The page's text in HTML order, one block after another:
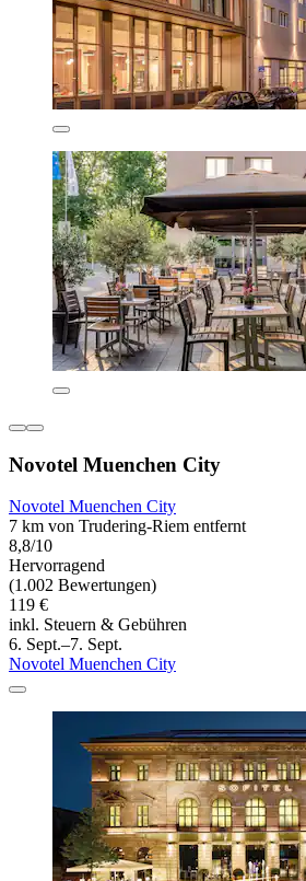
Novotel Muenchen City
Novotel Muenchen City
7 km von Trudering-Riem entfernt
8,8/10
Hervorragend
(1.002 Bewertungen)
119 €
inkl. Steuern & Gebühren
6. Sept.–7. Sept.
Novotel Muenchen City